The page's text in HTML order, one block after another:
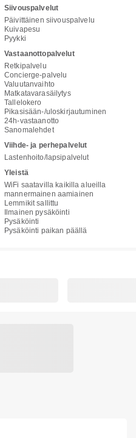
Siivouspalvelut
Päivittäinen siivouspalvelu
Kuivapesu
Pyykki
Vastaanottopalvelut
Retkipalvelu
Concierge-palvelu
Valuutanvaihto
Matkatavarasäilytys
Tallelokero
Pikasisään-/uloskirjautuminen
24h-vastaanotto
Sanomalehdet
Viihde- ja perhepalvelut
Lastenhoito/lapsipalvelut
Yleistä
WiFi saatavilla kaikilla alueilla
mannermainen aamiainen
Lemmikit sallittu
Ilmainen pysäköinti
Pysäköinti
Pysäköinti paikan päällä